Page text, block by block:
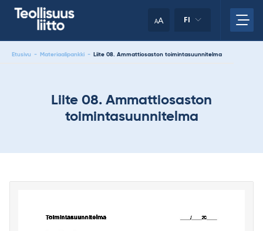
AA FI
Etusivu - Materiaalipankki - Liite 08. Ammattiosaston toimintasuunnitelma
Liite 08. Ammattiosaston
toimintasuunnitelma